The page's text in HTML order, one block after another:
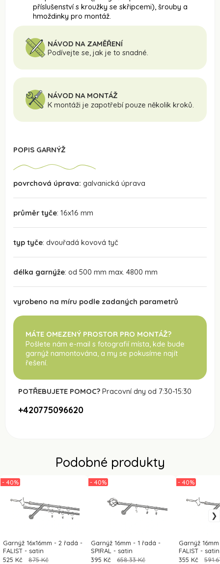
příslušenství s kroužky se skřipcemi), šrouby a
hmoždinky pro montáž.
NÁVOD NA ZAMĚŘENÍ
Podívejte se, jak je to snadné.
NÁVOD NA MONTÁŽ
K montáži je zapotřebí pouze několik kroků.
POPIS GARNÝŽ
povrchová úprava: galvanická úprava
průměr tyče: 16x16 mm
typ tyče: dvouřadá kovová tyč
délka garnýže: od 500 mm max. 4800 mm
vyrobeno na míru podle zadaných parametrů
MÁTE OMEZENÝ PROSTOR PRO MONTÁŽ?
Pošlete nám e-mail s fotografií místa, kde bude
garnýž namontována , a my se pokusíme najít
řešení.
POTŘEBUJETE POMOC? Pracovní dny od 7:30-15:30
+420775096620
Podobné produkty
Garnýž 16x16mm - 2 řadá -
FALIST - satin
- 40%
525 Kč 875 Kč
Garnýž 16mm - 1 řadá -
SPIRAL - satin
- 40%
395 Kč 658.33 Kč
Garnýž
FALIST - satin
- 40%
355 Kč